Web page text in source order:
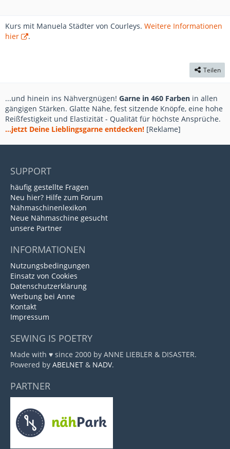
Kurs mit Manuela Städter von Courleys. Weitere Informationen
hier
.
Teilen
...und hinein ins Nähvergnügen! Garne in 460 Farben in allen
gängigen Stärken. Glatte Nähe, fest sitzende Knöpfe, eine hohe
Reißfestigkeit und Elastizität - Qualität für höchste Ansprüche.
...jetzt Deine Lieblingsgarne entdecken! [Reklame]
SUPPORT
häufig gestellte Fragen
Neu hier? Hilfe zum Forum
Nähmaschinenlexikon
Neue Nähmaschine gesucht
unsere Partner
INFORMATIONEN
Nutzungsbedingungen
Einsatz von Cookies
Datenschutzerklärung
Werbung bei Anne
Kontakt
Impressum
SEWING IS POETRY
Made with ♥ since 2000 by ANNE LIEBLER & DISASTER.
Powered by ABELNET & NADV.
PARTNER